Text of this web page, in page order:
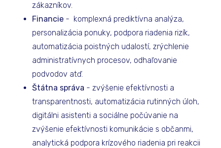
zákazníkov.
Financie - komplexná prediktívna analýza,
personalizácia ponuky, podpora riadenia rizík,
automatizácia poistných udalostí, zrýchlenie
administratívnych procesov, odhaľovanie
podvodov atď.
Štátna správa - zvýšenie efektívnosti a
transparentnosti, automatizácia rutinných úloh,
digitálni asistenti a sociálne počúvanie na
zvýšenie efektívnosti komunikácie s občanmi,
analytická podpora krízového riadenia pri reakcii